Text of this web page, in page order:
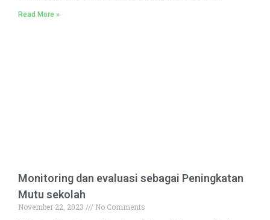
Read More »
Monitoring dan evaluasi sebagai Peningkatan
Mutu sekolah
November 22, 2023
No Comments